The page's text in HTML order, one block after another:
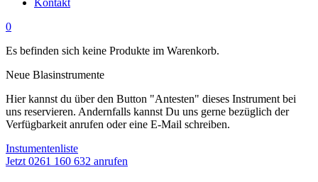
Kontakt
0
Es befinden sich keine Produkte im Warenkorb.
Neue Blasinstrumente
Hier kannst du über den Button "Antesten" dieses Instrument bei
uns reservieren. Andernfalls kannst Du uns gerne bezüglich der
Verfügbarkeit anrufen oder eine E-Mail schreiben.
Instumentenliste
Jetzt 0261 160 632 anrufen